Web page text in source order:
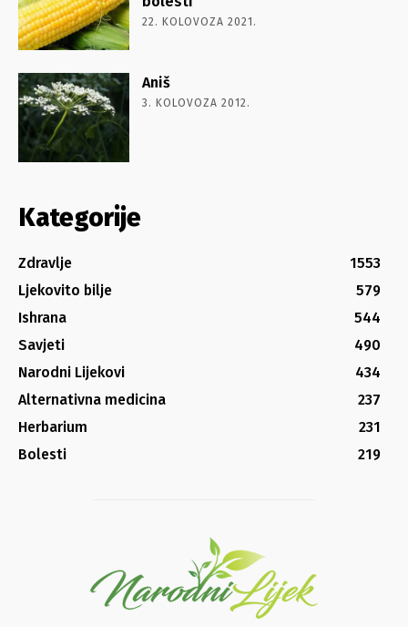
22. KOLOVOZA 2021.
Aniš
3. KOLOVOZA 2012.
Kategorije
Zdravlje
1553
Ljekovito bilje
579
Ishrana
544
Savjeti
490
Narodni Lijekovi
434
Alternativna medicina
237
Herbarium
231
Bolesti
219